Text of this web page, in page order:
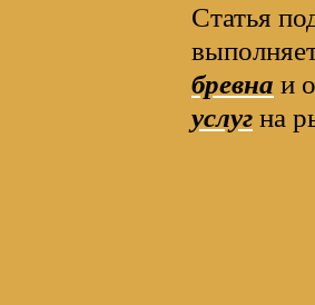
Статья
бревна и
услуг на